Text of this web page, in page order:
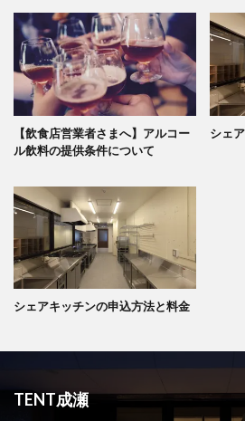
【飲食店営業者さまへ】アルコー
ル飲料の提供条件について
シェ
シェアキッチンの申込方法と料金
TENT成瀬